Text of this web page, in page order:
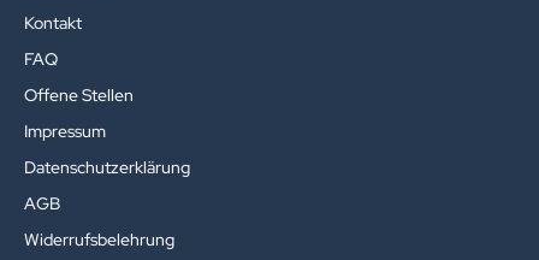
Kontakt
FAQ
Offene Stellen
Impressum
Datenschutzerklärung
AGB
Widerrufsbelehrung